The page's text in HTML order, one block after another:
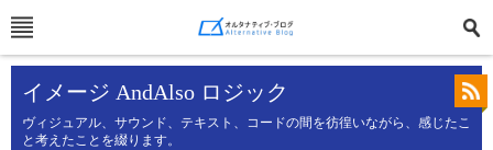
イメージ AndAlso ロジック
ヴィジュアル、サウンド、テキスト、コードの間を彷徨いながら、感じたこ
と考えたことを綴ります。